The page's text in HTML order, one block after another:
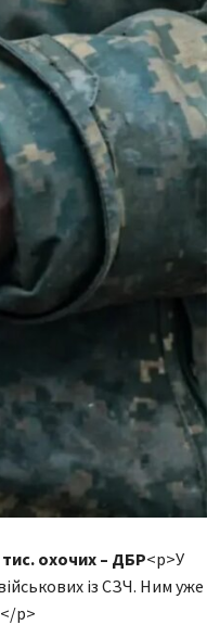
охочих – ДБР<p>У
із СЗЧ. Ним уже
p>